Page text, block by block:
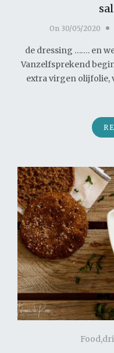
On 30/05/2020
de dressing ……. en
Vanzelfsprekend
extra virgen olijfolie,